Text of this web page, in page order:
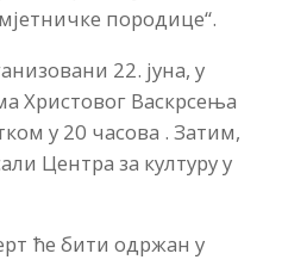
породице“.
22. јуна, у
Христовог Васкрсења
у 20 часова . Затим,
Центра за културу у
ће бити одржан у